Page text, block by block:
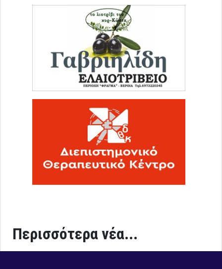
Περισσότερα νέα...